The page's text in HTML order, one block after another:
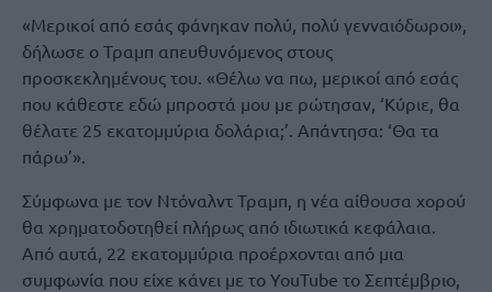
«Μερικοί από εσάς φάνηκαν πολύ, πολύ γενναιόδωροι»,
δήλωσε ο Τραμπ απευθυνόμενος στους
προσκεκλημένους του. «Θέλω να πω, μερικοί από εσάς
που κάθεστε εδώ μπροστά μου με ρώτησαν, ‘Κύριε, θα
θέλατε 25 εκατομμύρια δολάρια;’. Απάντησα: ‘Θα τα
πάρω’».
Σύμφωνα με τον Ντόναλντ Τραμπ, η νέα αίθουσα χορού
θα χρηματοδοτηθεί πλήρως από ιδιωτικά κεφάλαια.
Από αυτά, 22 εκατομμύρια προέρχονται από μια
συμφωνία που είχε κάνει με το YouTube το Σεπτέμβριο,